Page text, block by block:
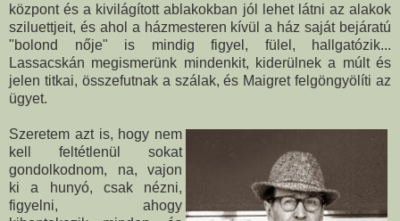
központ és a kivilágított ablakokban jól lehet látni az alakok
sziluettjeit, és ahol a házmesteren kívül a ház saját bejáratú
"bolond nője" is mindig figyel, fülel, hallgatózik...
Lassacskán megismerünk mindenkit, kiderülnek a múlt és
jelen titkai, összefutnak a szálak, és Maigret felgöngyölíti az
ügyet.
Szeretem azt is, hogy nem
kell feltétlenül sokat
gondolkodnom, na, vajon
ki a hunyó, csak nézni,
figyelni, ahogy